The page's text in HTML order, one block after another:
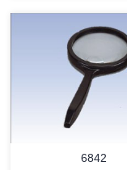
详情
6842